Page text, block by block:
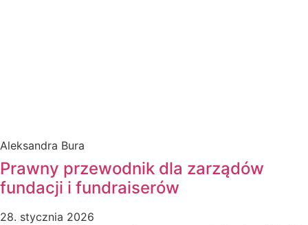
Aleksandra Bura
Prawny przewodnik dla zarządów
fundacji i fundraiserów
28. stycznia 2026